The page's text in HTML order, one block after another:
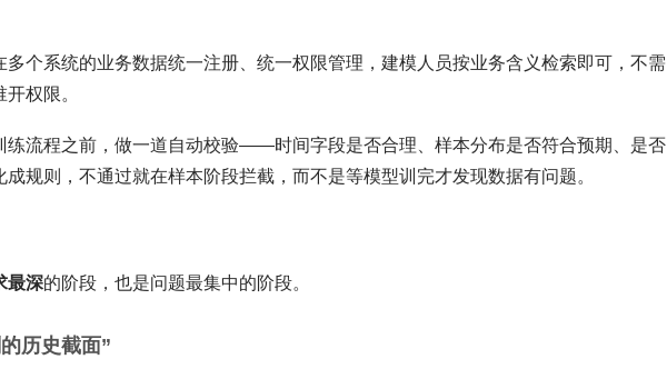
多个系统的业务数据统一注册、统一权限管理，建模人员按业务含义检索即可，不需
权限。
练流程之前，做一道自动校验——时间字段是否合理、样本分布是否符合预期、是否
规则，不通过就在样本阶段拦截，而不是等模型训完才发现数据有问题。
最深的阶段，也是问题最集中的阶段。
历史截面”